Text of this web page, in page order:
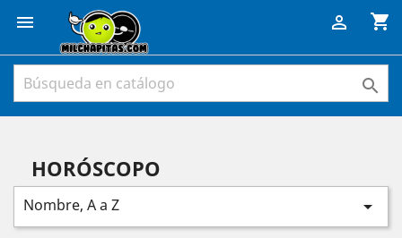
 shopping_cart


HORÓSCOPO
Nombre, A a Z 